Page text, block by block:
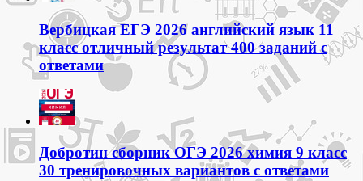
Вербицкая ЕГЭ 2026 английский язык 11
класс отличный результат 400 заданий с
ответами
Добротин сборник ОГЭ 2026 химия 9 класс
30 тренировочных вариантов с ответами